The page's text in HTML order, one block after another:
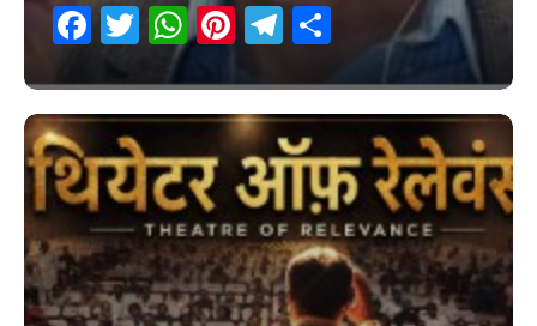
Facebook
Twitter
WhatsApp
Pinterest
Telegram
Share
23 June 2026